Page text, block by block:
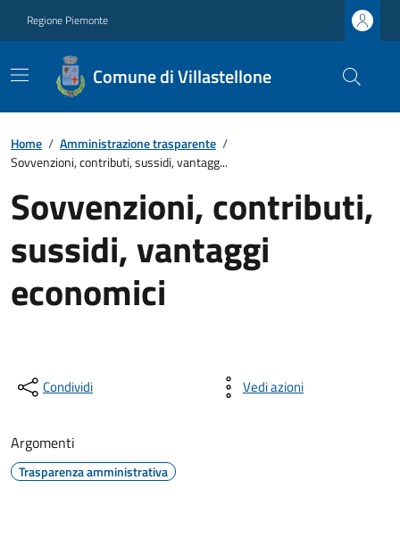
Regione Piemonte
Comune di Villastellone
Home / Amministrazione trasparente /
Sovvenzioni, contributi, sussidi, vantagg...
Sovvenzioni, contributi,
sussidi, vantaggi
economici
Condividi Vedi azioni
Argomenti
Trasparenza amministrativa